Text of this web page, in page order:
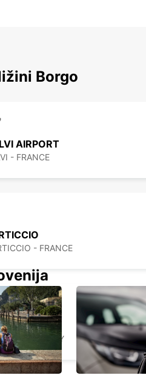
Borgo
AIRPORT
- FRANCE
- FRANCE
- ITALY